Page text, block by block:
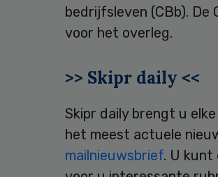
bedrijfsleven (CBb). De
voor het overleg.
>> Skipr daily <<
Skipr daily brengt u
het meest actuele
mailnieuwsbrief. U kunt